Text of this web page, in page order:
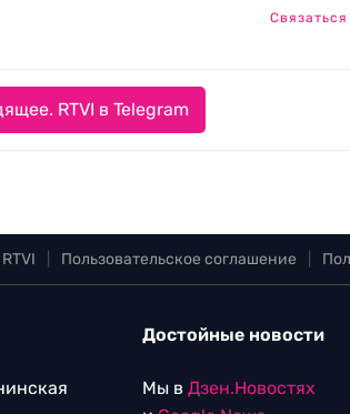
RTVI в Telegram
Пользовательское соглашение
Достойные новости
Мы в Дзен.Новостях